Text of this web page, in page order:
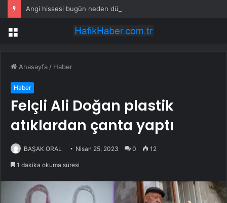
Angi hissesi bugün neden düşüyor?
Menü
Anasayfa / Haber
Haber
Felçli Ali Doğan plastik
atıklardan çanta yaptı
BAŞAK ORAL Nisan 25, 2023 0 12
1 dakika okuma süresi